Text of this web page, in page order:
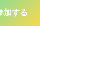
加する